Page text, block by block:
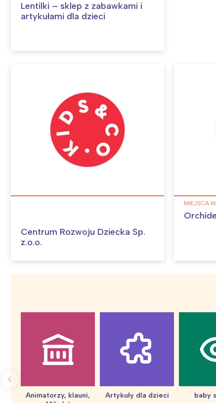
Lentilki – sklep z zabawkami i
artykułami dla dzieci
Centrum Rozwoju Dziecka Sp.
z.o.o.
MIEJSCA
Animatorzy, klauni,
Artykuły dla dzieci baby